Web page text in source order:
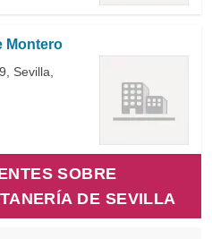
Montero
Sevilla,
SOBRE
DE SEVILLA